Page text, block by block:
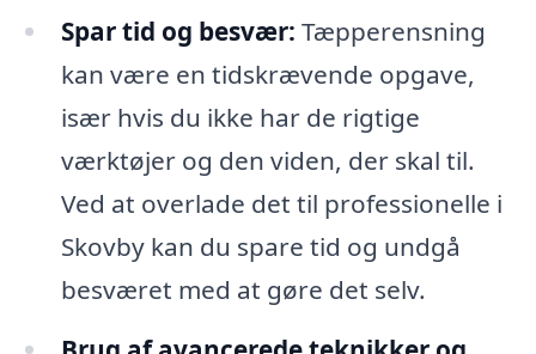
Spar tid og besvær: Tæpperensning
kan være en tidskrævende opgave,
især hvis du ikke har de rigtige
værktøjer og den viden, der skal til.
Ved at overlade det til professionelle i
Skovby kan du spare tid og undgå
besværet med at gøre det selv.